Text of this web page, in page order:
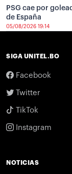
PSG cae por
de España
05/08/2026 19:14
SIGA UNITEL.BO
Facebook
Twitter
TikTok
Instagram
NOTICIAS